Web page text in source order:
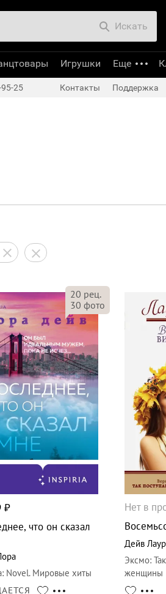
20 рец.
30 фото
₽
что он сказал
: Novel. Мировые хиты
Нет в
Дейв
Эксмо:
женщины
Искать
Игрушки Еще
25 Контакты Поддержка